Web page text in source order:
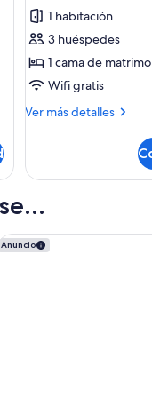
de
Suite
(Dame)
1 habitación
3 huéspedes
1 cama de
Wifi gratis
Ver más detalles
Más
(Dame)
Anuncio Opéra